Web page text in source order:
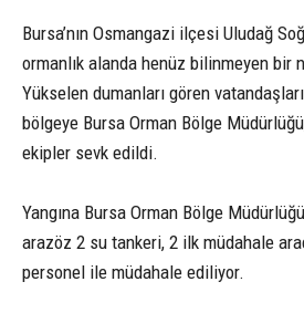
Bursa’nın Osmangazi ilçesi Uludağ
ormanlık alanda henüz bilinmeyen bir
Yükselen dumanları gören
bölgeye Bursa Orman Bölge
ekipler sevk edildi.
Yangına Bursa Orman Bölge
arazöz 2 su tankeri, 2 ilk müdahale
personel ile müdahale ediliyor.